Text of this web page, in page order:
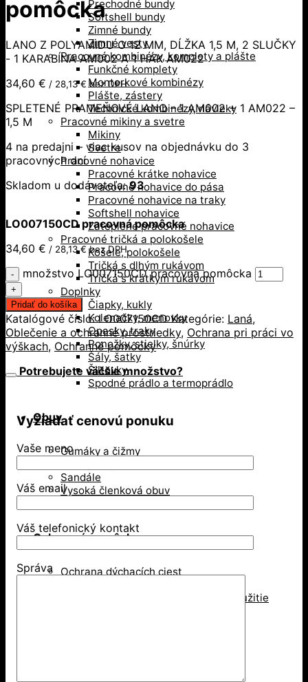
Prechodné bundy
Softshell bundy
Zimné bundy
Zimné vesty
Pracovné kombinézy, komplety a plášte
Funkčné komplety
Monterkové kombinézy
Plášte, zástery
Technické kombinézy, návleky
Pracovné mikiny a svetre
Mikiny
Svetre
Pracovné nohavice
Pracovné krátke nohavice
Pracovné nohavice do pása
Pracovné nohavice na traky
Softshell nohavice
Zateplené pracovné nohavice
Pracovné tričká a polokošele
Košele, polokošele
Tričká s dlhým rukávom
Tričká s krátkym rukávom
Doplnky
Čiapky, kukly
Kolenačky, menovky
Opasky, traky
Ponožky, stielky, šnúrky
Šály, šatky
Šiltovky
Spodné prádlo a termoprádlo
Obuv
Gumáky a čižmy
Sandále
Vysoká členková obuv
Ochranné pomôcky
Ochrana dýchacích ciest
Respirátory na viacnásobné použitie
pomôcka
LANO Z POLYAMIDU O 12 MM, DĹŽKA 1,5 M, 2 SLUČKY
- 1 KARABÍNA AM002 A 1 HÁK AM022
34,60 € / 28,13€ bez DPH
SPLETENÉ PRAMEŇOVÉ LANO – 1 AM002 + 1 AM022 –
1,5 M
4 na predajni – viac kusov na objednávku do 3
pracovných dní
Skladom u dodávateľa: 93
LO007150CD pracovná pomôcka
34,60 € / 28,13€ bez DPH
množstvo LO007150CD pracovná pomôcka
Pridať do košíka
Katalógové číslo:LO007150CD Kategórie: Laná,
Oblečenie a ochranné prostriedky, Ochrana pri práci vo
výškach, Ochranné pomôcky
Potrebujete väčšie množstvo?
Vyžiadať cenovú ponuku
Vaše meno
Váš email
Váš telefonický kontakt
Správa